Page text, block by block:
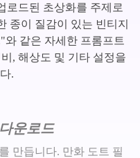
로드된 초상화를 주제로
종이 질감이 있는 빈티지
같은 자세한 프롬프트
, 해상도 및 기타 설정을
.
운로드
만듭니다. 만화 도트 필